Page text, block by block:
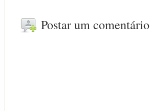
Postar um comentário